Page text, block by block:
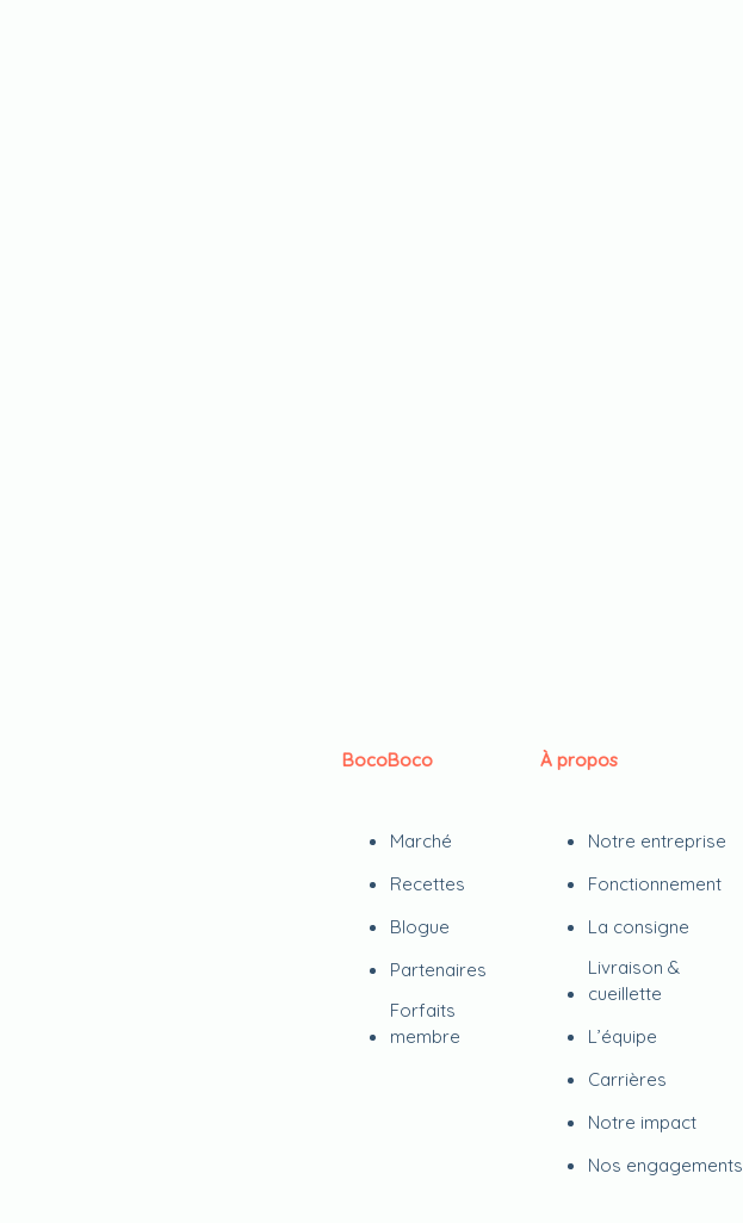
BocoBoco
Marché
Recettes
Blogue
Partenaires
Forfaits
membre
À propos
Notre entreprise
Fonctionnement
La consigne
Livraison &
cueillette
L’équipe
Carrières
Notre impact
Nos engagements